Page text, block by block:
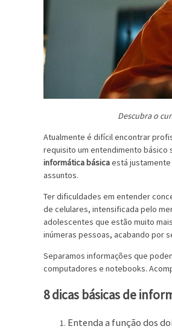
Descubra o
Atualmente é difícil encontrar
requisito um entendimento básico
informática básicaestá
assuntos.
Ter dificuldades em entender
de celulares, intensificada pelo
adolescentes que estão muito
inúmeras pessoas, acabando por
Separamos informações que
computadores e notebooks.
8 dicas básicas de
Entenda a função dos